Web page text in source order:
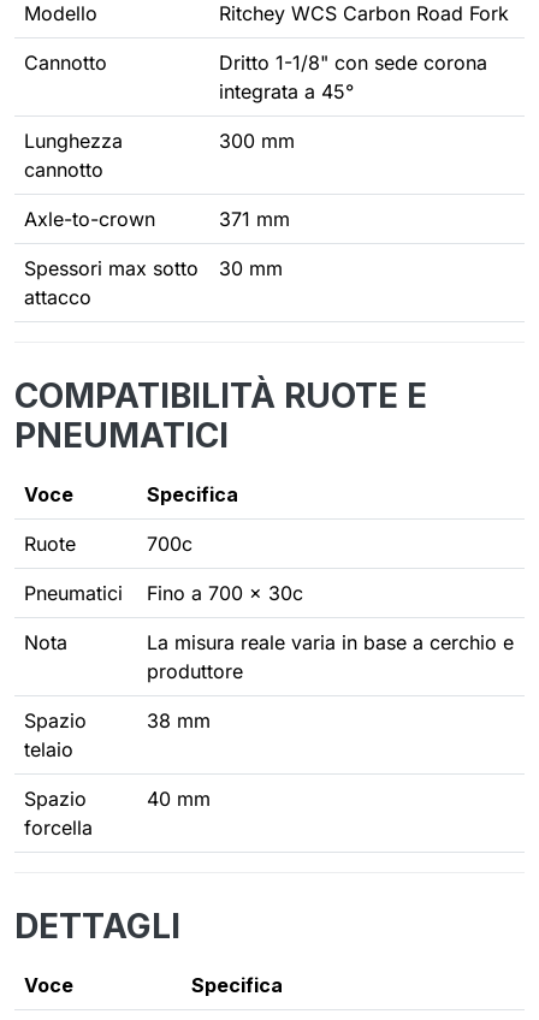
Modello Ritchey WCS Carbon Road Fork
Cannotto
Dritto 1-1/8" con sede corona
integrata a 45°
Lunghezza
cannotto
300 mm
Axle-to-crown 371 mm
Spessori max sotto
attacco
30 mm
COMPATIBILITÀ RUOTE E
PNEUMATICI
Voce Specifica
Ruote 700c
Pneumatici Fino a 700 × 30c
Nota
La misura reale varia in base a cerchio e
produttore
Spazio
telaio
38 mm
Spazio
forcella
40 mm
DETTAGLI
Voce Specifica